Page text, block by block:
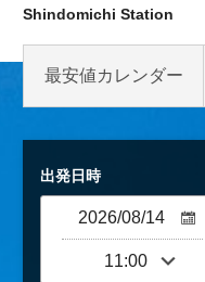
Shindomichi Station
最安値カレンダー
出発日時